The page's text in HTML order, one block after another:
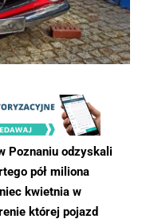
Poznaniu odzyskali
pół miliona
kwietnia w
której pojazd